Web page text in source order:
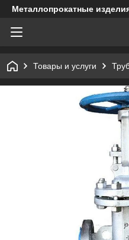
Металлопрокатные
Товары и услуги